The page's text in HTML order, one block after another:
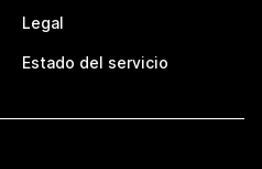
Legal
Estado del servicio